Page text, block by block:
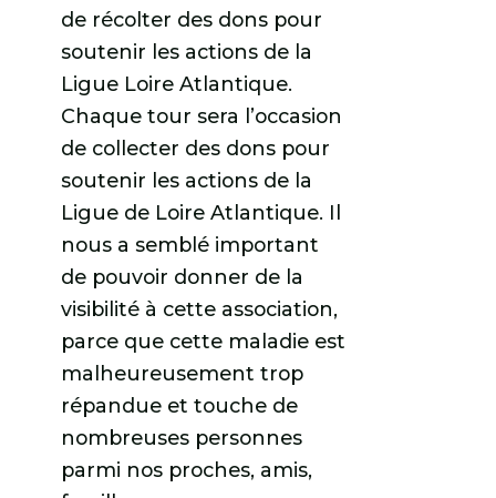
de récolter des dons pour
soutenir les actions de la
Ligue Loire Atlantique.
Chaque tour sera l’occasion
de collecter des dons pour
soutenir les actions de la
Ligue de Loire Atlantique. Il
nous a semblé important
de pouvoir donner de la
visibilité à cette association,
parce que cette maladie est
malheureusement trop
répandue et touche de
nombreuses personnes
parmi nos proches, amis,